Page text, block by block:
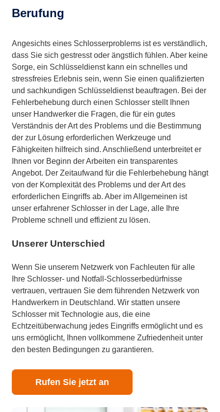
Berufung
Angesichts eines Schlosserproblems ist es verständlich,
dass Sie sich gestresst oder ängstlich fühlen. Aber keine
Sorge, ein Schlüsseldienst kann ein schnelles und
stressfreies Erlebnis sein, wenn Sie einen qualifizierten
und sachkundigen Schlüsseldienst beauftragen. Bei der
Fehlerbehebung durch einen Schlosser stellt Ihnen
unser Handwerker die Fragen, die für ein gutes
Verständnis der Art des Problems und die Bestimmung
der zur Lösung erforderlichen Werkzeuge und
Fähigkeiten hilfreich sind. Anschließend unterbreitet er
Ihnen vor Beginn der Arbeiten ein transparentes
Angebot. Der Zeitaufwand für die Fehlerbehebung hängt
von der Komplexität des Problems und der Art des
erforderlichen Eingriffs ab. Aber im Allgemeinen ist
unser erfahrener Schlosser in der Lage, alle Ihre
Probleme schnell und effizient zu lösen.
Unserer Unterschied
Wenn Sie unserem Netzwerk von Fachleuten für alle
Ihre Schlosser- und Notfall-Schlosserbedürfnisse
vertrauen, vertrauen Sie dem führenden Netzwerk von
Handwerkern in Deutschland. Wir statten unsere
Schlosser mit Technologie aus, die eine
Echtzeitüberwachung jedes Eingriffs ermöglicht und es
uns ermöglicht, Ihnen vollkommene Zufriedenheit unter
den besten Bedingungen zu garantieren.
Rufen Sie jetzt an